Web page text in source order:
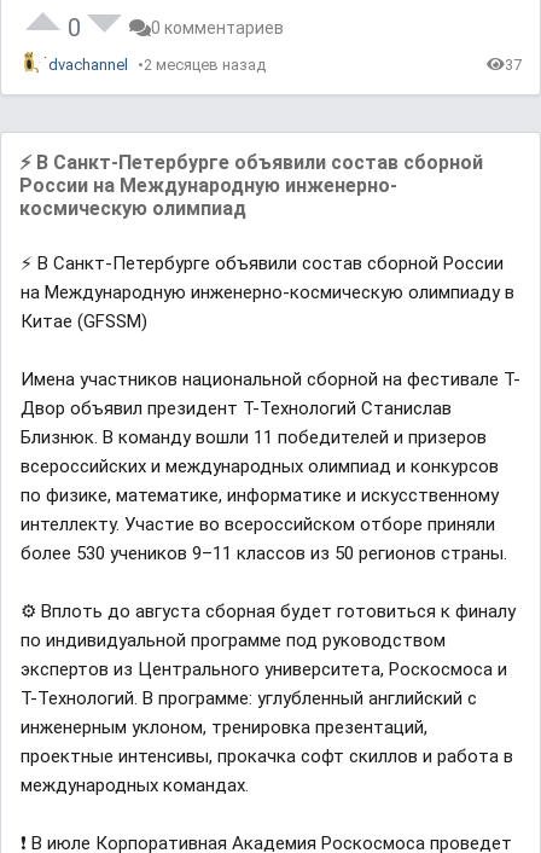
0 0 комментариев
dvachannel 2 месяцев назад 37
⚡️ В Санкт-Петербурге объявили состав сборной
России на Международную инженерно-
космическую олимпиад
⚡️ В Санкт-Петербурге объявили состав сборной России
на Международную инженерно-космическую олимпиаду в
Китае (GFSSM)
Имена участников национальной сборной на фестивале Т-
Двор объявил президент Т-Технологий Станислав
Близнюк. В команду вошли 11 победителей и призеров
всероссийских и международных олимпиад и конкурсов
по физике, математике, информатике и искусственному
интеллекту. Участие во всероссийском отборе приняли
более 530 учеников 9–11 классов из 50 регионов страны.
⚙️ Вплоть до августа сборная будет готовиться к финалу
по индивидуальной программе под руководством
экспертов из Центрального университета, Роскосмоса и
Т-Технологий. В программе: углубленный английский с
инженерным уклоном, тренировка презентаций,
проектные интенсивы, прокачка софт скиллов и работа в
международных командах.
❗️ В июле Корпоративная Академия Роскосмоса проведет